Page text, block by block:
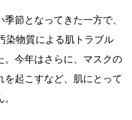
節となってきた一方で、
染物質による肌トラブル
。今年はさらに、マスクの
起こすなど、肌にとって